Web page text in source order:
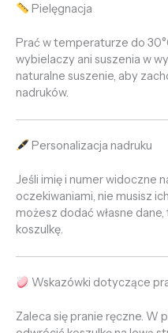
Pielęgnacja
Prać w temperaturze do
wybielaczy ani suszenia w
naturalne suszenie, aby
nadruków.
Personalizacja nadruku
Jeśli imię i numer widoczne
oczekiwaniami, nie musisz
możesz dodać własne
koszulkę.
Wskazówki dotyczące
Zaleca się pranie ręczne. W